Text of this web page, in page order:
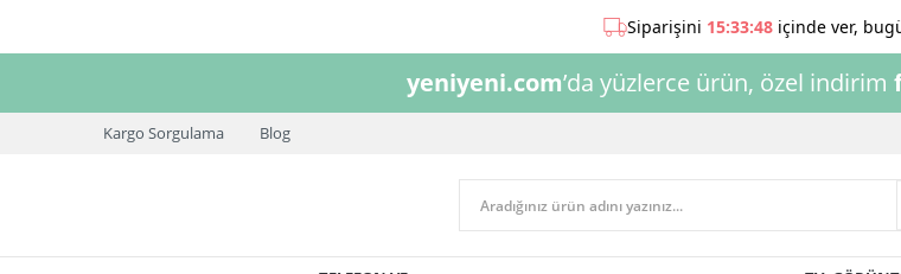
yeniyeni.com’da yüzlerce ürün, özel indirim
Kargo Sorgulama Blog